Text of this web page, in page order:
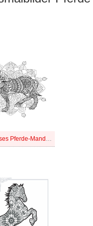
Kostenloses Pferde-Mandala